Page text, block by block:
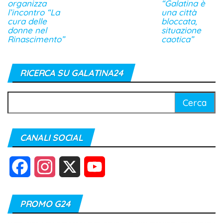
organizza
l’incontro “La
cura delle
donne nel
Rinascimento”
“Galatina è
una città
bloccata,
situazione
caotica”
RICERCA SU GALATINA24
per:
CANALI SOCIAL
c s
PROMO G24